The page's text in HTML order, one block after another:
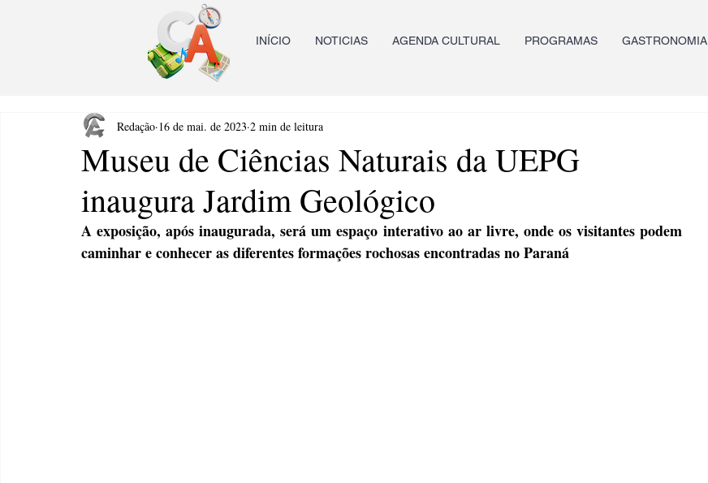
INÍCIO NOTICIAS AGENDA CULTURAL PROGRAMAS GASTRONOMIA
Museu de Ciências Naturais da UEPG
inaugura Jardim Geológico
Redação 16 de mai. de 2023 2 min de leitura
A exposição, após inaugurada, será um espaço interativo ao ar livre, onde os visitantes podem
caminhar e conhecer as diferentes formações rochosas encontradas no Paraná